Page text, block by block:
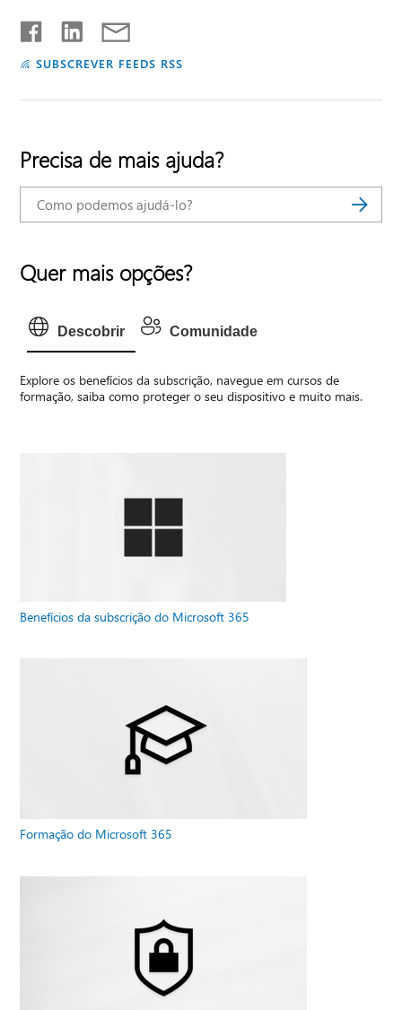
SUBSCREVER FEEDS RSS
Precisa de mais ajuda?
Quer mais opções?
Descobrir Comunidade
Explore os benefícios da subscrição, navegue em cursos de
formação, saiba como proteger o seu dispositivo e muito mais.
Benefícios da subscrição do Microsoft 365
Formação do Microsoft 365